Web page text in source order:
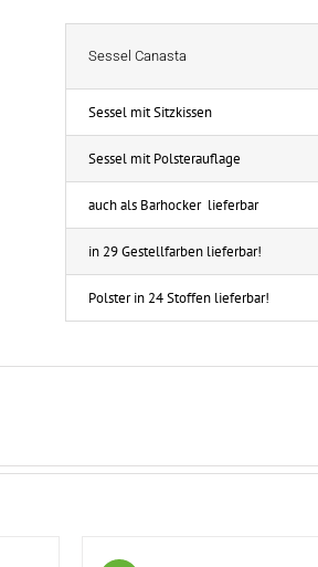
Sessel Canasta
Sessel mit Sitzkissen
Sessel mit Polsterauflage
auch als Barhocker lieferbar
in 29 Gestellfarben lieferbar!
Polster in 24 Stoffen lieferbar!